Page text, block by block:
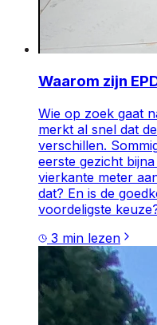
Waarom zijn
Wie op zoek gaat
merkt al snel dat
verschillen.
eerste gezicht
vierkante meter
dat? En is de
voordeligste
3 min lezen